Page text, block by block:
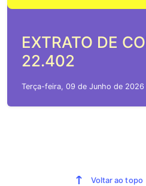
EXTRATO DE
22.402
Terça-feira, 09 de Junho de
Voltar ao topo